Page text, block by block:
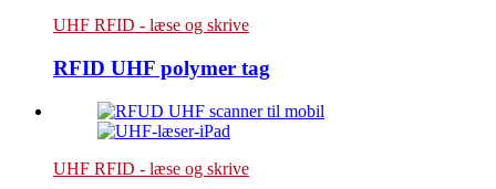
UHF RFID - læse og skrive
RFID UHF polymer tag
UHF RFID - læse og skrive